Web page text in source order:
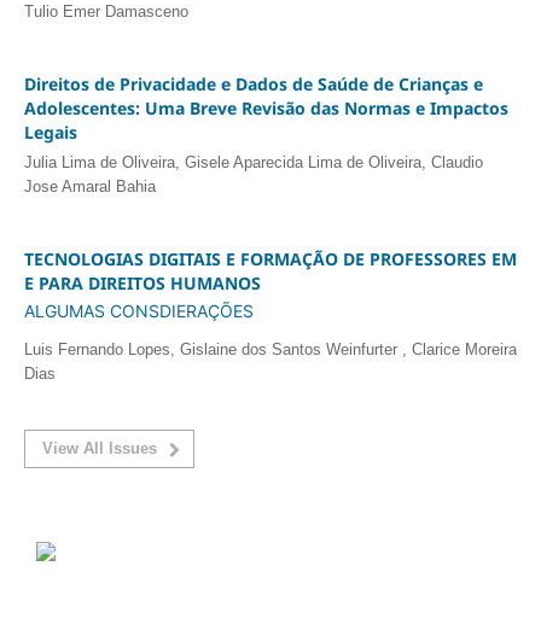
Tulio Emer Damasceno
Direitos de Privacidade e Dados de Saúde de Crianças e
Adolescentes: Uma Breve Revisão das Normas e Impactos
Legais
Julia Lima de Oliveira, Gisele Aparecida Lima de Oliveira, Claudio
Jose Amaral Bahia
TECNOLOGIAS DIGITAIS E FORMAÇÃO DE PROFESSORES EM
E PARA DIREITOS HUMANOS
ALGUMAS CONSDIERAÇÕES
Luis Fernando Lopes, Gislaine dos Santos Weinfurter , Clarice Moreira
Dias
View All Issues